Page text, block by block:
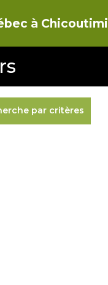
à Chicoutimi
par critères